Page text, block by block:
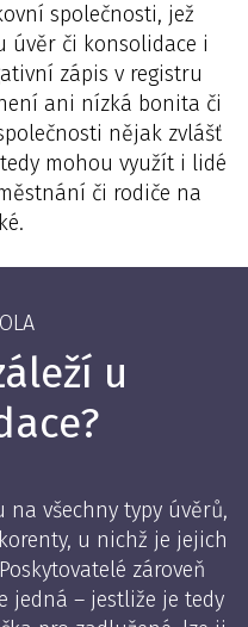
společnosti, jež
úvěr či konsolidace i
zápis v registru
ani nízká bonita či
nějak zvlášť
mohou využít i lidé
či rodiče na
u
na všechny typy úvěrů,
u nichž je jejich
zároveň
jedná – jestliže je tedy